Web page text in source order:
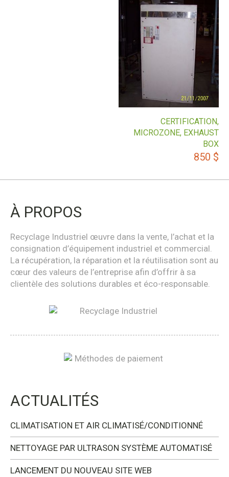
CERTIFICATION,
MICROZONE, EXHAUST
BOX
850 $
À PROPOS
Recyclage Industriel œuvre dans la vente, l’achat et la
consignation d’équipement industriel et commercial.
La récupération, la réparation et la réutilisation sont au
cœur des valeurs de l’entreprise afin d’offrir à sa
clientèle des solutions durables et éco-responsable.
ACTUALITÉS
CLIMATISATION ET AIR CLIMATISÉ/CONDITIONNÉ
NETTOYAGE PAR ULTRASON SYSTÈME AUTOMATISÉ
LANCEMENT DU NOUVEAU SITE WEB